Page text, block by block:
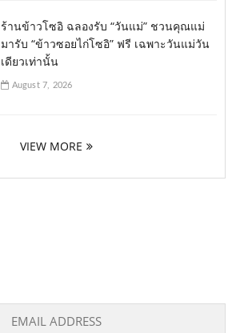
ร้านข้าวโซอิ ฉลองรับ “วันแม่” ชวนคุณแม่
มารับ “ข้าวซอยไก่โซอิ” ฟรี เฉพาะวันแม่วัน
เดียวเท่านั้น
August 7, 2026
VIEW MORE